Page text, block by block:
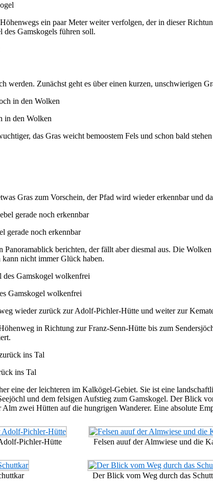
ein paar Meter weiter verfolgen, der in dieser
des Gamskogels führen soll.
werden. Zunächst geht es über einen kurzen, unschwierigen
in den Wolken
das Gras weicht bemoostem Fels und schon bald
Gras zum Vorschein, der Pfad wird wieder erkennbar und
gerade noch erkennbar
berichten, der fällt aber diesmal aus. Die
nicht immer Glück haben.
Gamskogel wolkenfrei
wieder zurück zur Adolf-Pichler-Hütte und weiter zur
in Richtung zur Franz-Senn-Hütte bis zum
ins Tal
eine der leichteren im Kalkögel-Gebiet. Sie ist eine
und dem felsigen Aufstieg zum Gamskogel. Der Blick
zwei Hütten auf die hungrigen Wanderer. Eine absolute
Pichler-Hütte Felsen auuf der Almwiese und die
Der Blick vom Weg durch das